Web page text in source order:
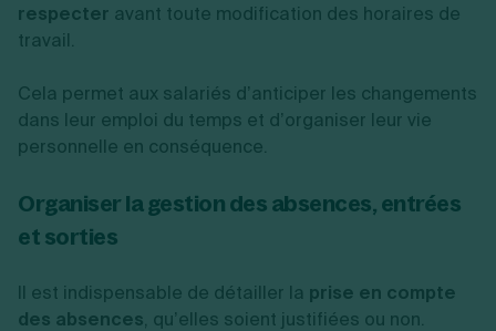
respecter avant toute modification des horaires de
travail.
Cela permet aux salariés d’anticiper les changements
dans leur emploi du temps et d’organiser leur vie
personnelle en conséquence.
Organiser la gestion des absences, entrées
et sorties
Il est indispensable de détailler la prise en compte
des absences, qu’elles soient justifiées ou non.